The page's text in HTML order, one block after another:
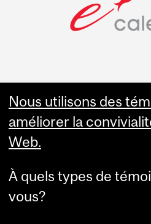
Faculty Links
Contact
Nous utilisons des
améliorer la
Web.
À quels types de
vous?